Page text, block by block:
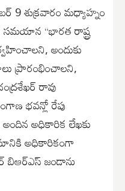
9 శుక్రవారం మధ్యాహ్నం
సమయాన “భారత రాష్ట్ర
అందుకు
ప్రారంభించాలని,
రావు
భవన్లో రేపు
అధికారిక లేఖకు
అధికారికంగా
బిఆర్ఎస్ జండాను